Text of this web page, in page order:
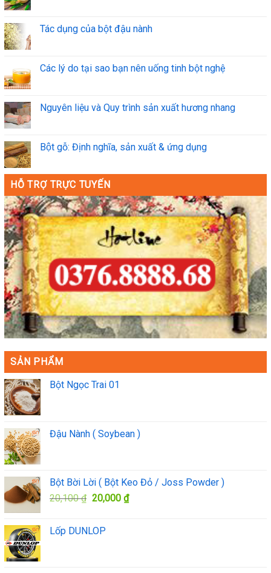
Tác dụng của bột đậu nành
Các lý do tại sao bạn nên uống tinh bột nghệ
Nguyên liệu và Quy trình sản xuất hương nhang
Bột gỗ: Định nghĩa, sản xuất & ứng dụng
HỖ TRỢ TRỰC TUYẾN
SẢN PHẨM
Bột Ngọc Trai 01
Đậu Nành ( Soybean )
Bột Bời Lời ( Bột Keo Đỏ / Joss Powder )
20,100₫ Giá
20,100 ₫.
20,000 ₫Giá
Lốp DUNLOP